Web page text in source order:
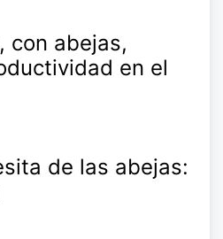
con abejas,
en el
de las abejas: